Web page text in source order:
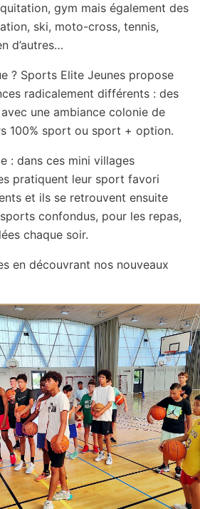
gym mais également des
ski, moto-cross, tennis,
d’autres…
? Sports Elite Jeunes propose
radicalement différents : des
une ambiance colonie de
100% sport ou sport + option.
: dans ces mini villages
pratiquent leur sport favori
et ils se retrouvent ensuite
confondus, pour les repas,
chaque soir.
en découvrant nos nouveaux